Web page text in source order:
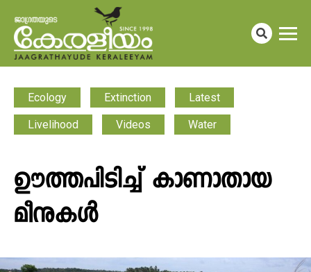
Ecology Extinction Latest
Livelihood Videos Water
ഊത്തപിടിച്ച് കാണാതായ
മീനുകൾ